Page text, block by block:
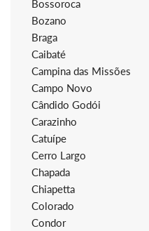
Bossoroca
Bozano
Braga
Caibaté
Campina das Missões
Campo Novo
Cândido Godói
Carazinho
Catuípe
Cerro Largo
Chapada
Chiapetta
Colorado
Condor